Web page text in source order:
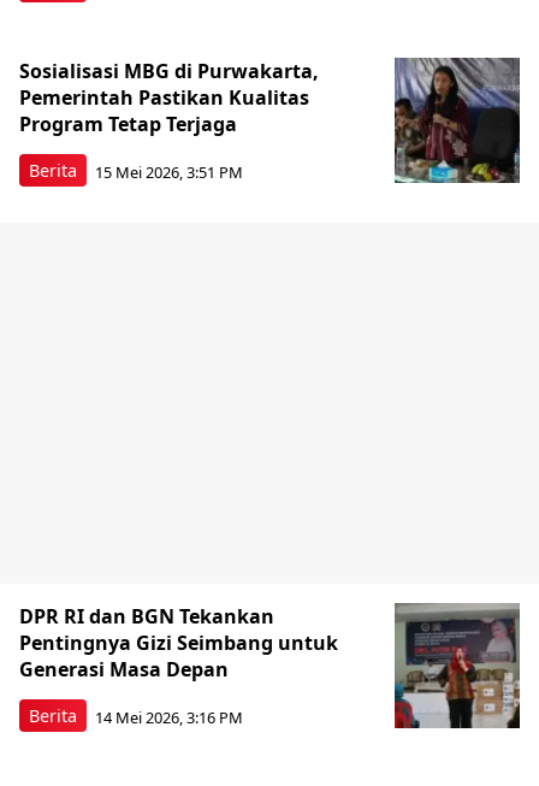
Berita
Sosialisasi MBG di Purwakarta,
Pemerintah Pastikan Kualitas
Program Tetap Terjaga
15 Mei 2026, 3:51 PM
Berita
DPR RI dan BGN Tekankan
Pentingnya Gizi Seimbang untuk
Generasi Masa Depan
14 Mei 2026, 3:16 PM